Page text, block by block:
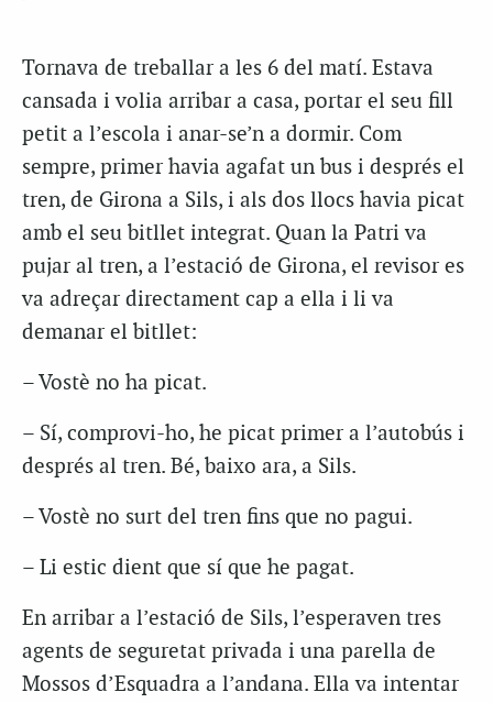
Tornava de treballar a les 6 del matí. Estava
cansada i volia arribar a casa, portar el seu fill
petit a l’escola i anar-se’n a dormir. Com
sempre, primer havia agafat un bus i després el
tren, de Girona a Sils, i als dos llocs havia picat
amb el seu bitllet integrat. Quan la Patri va
pujar al tren, a l’estació de Girona, el revisor es
va adreçar directament cap a ella i li va
demanar el bitllet:
– Vostè no ha picat.
– Sí, comprovi-ho, he picat primer a l’autobús i
després al tren. Bé, baixo ara, a Sils.
– Vostè no surt del tren fins que no pagui.
– Li estic dient que sí que he pagat.
En arribar a l’estació de Sils, l’esperaven tres
agents de seguretat privada i una parella de
Mossos d’Esquadra a l’andana. Ella va intentar